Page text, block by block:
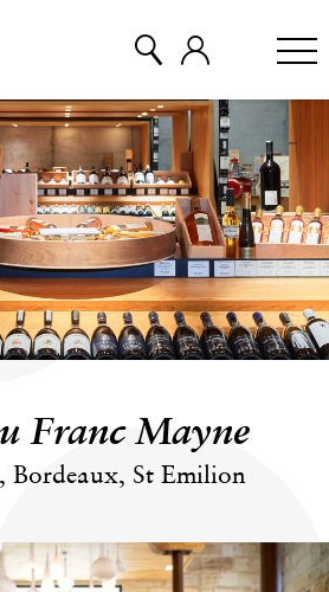
Franc Mayne
Bordeaux, St Emilion